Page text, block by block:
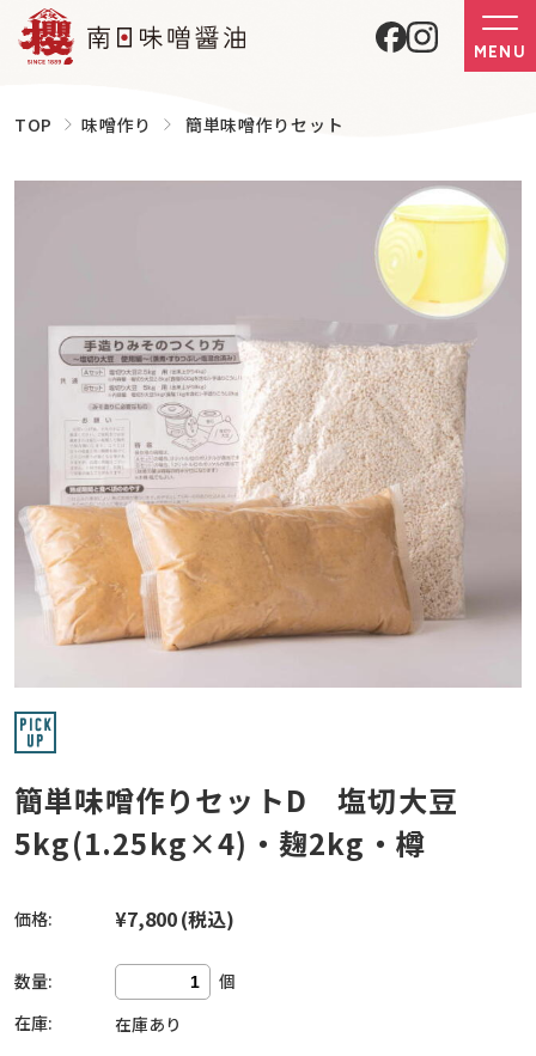
MENU
TOP 味噌作り 簡単味噌作りセット
簡単味噌作りセットD 塩切大豆
5kg(1.25kg×4)・麹2kg・樽
価格: ¥7,800(税込)
数量:
個
在庫:
在庫あり